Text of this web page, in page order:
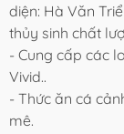
diện: Hà Văn
thủy sinh chất
- Cung cấp các
Vivid..
- Thức ăn cá
mê.